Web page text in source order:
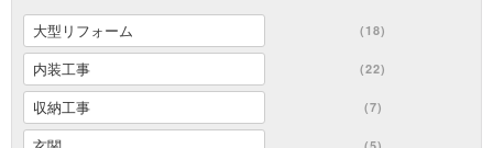
大型リフォーム (18)
内装工事 (22)
収納工事 (7)